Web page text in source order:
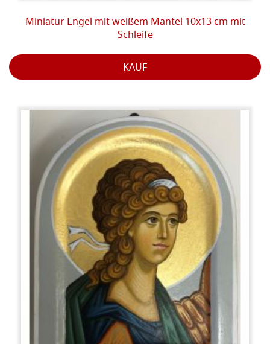
PHASEN:
Das Design wird auf dem Nadelstreifenhintergrund
nachgezeichnet und anschließend mit einem Punkt
graviert, um die zu vergoldenden Räume abzugrenzen.
Dann fahren wir mit der Vergoldung fort, die auf
verschiedene Arten erfolgen kann: mit der Methode
der Bolus- oder Missionsvergoldung. Vergoldung hat
eine dekorative und auch eine symbolische Funktion:
Gold symbolisiert das ungeschaffene Licht Gottes.
Die Farbe wird mit der sogenannten
"Aufhellungstechnik" aufgetragen, die darin besteht,
mehrere Farben zu überlappen und von den
dunkelsten zu den hellsten Farbtönen überzugehen.
Die Formen werden also durch Licht und nicht durch
Schatten modelliert, wie dies in der europäischen
Renaissance-Malerei der Fall ist. Zum Malen werden
weiche und elastische Eichhörnchen- oder
Marderpinsel verwendet. Zuerst werden die
Hintergrundfarben im dunkelsten Farbton verteilt und
Miniatur Engel mit weißem Mantel 10x13 cm mit
Schleife
KAUF